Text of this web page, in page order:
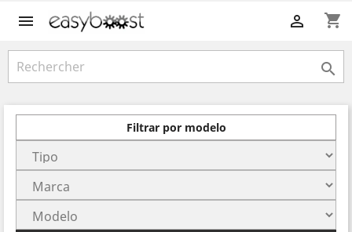
 shopping_cart


Filtrar por modelo